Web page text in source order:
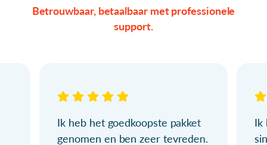
Betrouwbaar, betaalbaar met professionele
support.
Ik heb het goedkoopste pakket
genomen en ben zeer tevreden.
Ik